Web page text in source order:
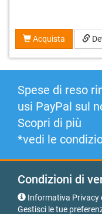
Acquista
Spese di reso
usi PayPal sul
Scopri di più
*vedi le
Condizioni di
Informativa Privacy
Gestisci le tue